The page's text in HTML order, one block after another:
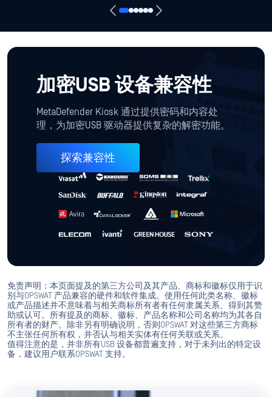
阻止他人忽视的威胁
100% 保护得分
来自 SE 实验室
了解更多
加密USB 设备兼容性
MetaDefender Kiosk 通过提供密码和内容处
理，为加密USB 驱动器提供复杂的解密功能。
探索兼容性